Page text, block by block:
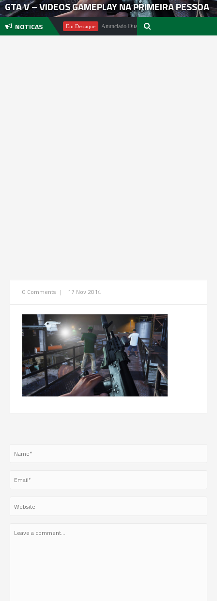
GTA V – VIDEOS GAMEPLAY NA PRIMEIRA PESSOA
NOTICAS
Pachter Em Destaque Anunciado DualSense The Last of Us Limited Edition
0 Comments | 17 Nov 2014